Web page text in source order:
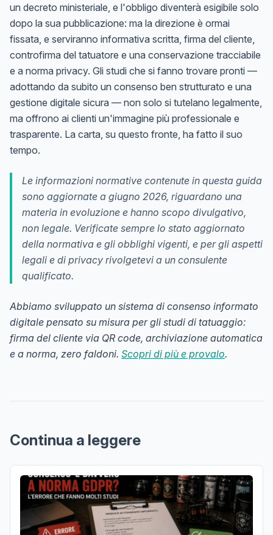
un decreto ministeriale, e l'obbligo diventerà esigibile solo
dopo la sua pubblicazione: ma la direzione è ormai
fissata, e serviranno informativa scritta, firma del cliente,
controfirma del tatuatore e una conservazione tracciabile
e a norma privacy. Gli studi che si fanno trovare pronti —
adottando da subito un consenso ben strutturato e una
gestione digitale sicura — non solo si tutelano legalmente,
ma offrono ai clienti un'immagine più professionale e
trasparente. La carta, su questo fronte, ha fatto il suo
tempo.
Le informazioni normative contenute in questa guida
sono aggiornate a giugno 2026, riguardano una
materia in evoluzione e hanno scopo divulgativo,
non legale. Verificate sempre lo stato aggiornato
della normativa e gli obblighi vigenti, e per gli aspetti
legali e di privacy rivolgetevi a un consulente
qualificato.
Abbiamo sviluppato un sistema di consenso informato
digitale pensato su misura per gli studi di tatuaggio:
firma del cliente via QR code, archiviazione automatica
e a norma, zero faldoni. Scopri di più e provalo.
Continua a leggere